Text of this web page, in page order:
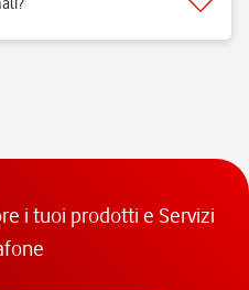
i tuoi prodotti e Servizi